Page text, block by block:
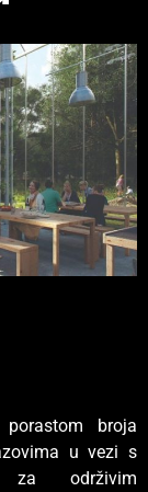
broja
u vezi s
za održivim